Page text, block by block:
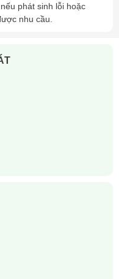
phát sinh lỗi hoặc
nhu cầu.